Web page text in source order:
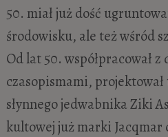
50. miał już dość
środowisku, ale też wśród
Od lat 50. współpracował
czasopismami,
słynnego jedwabnika Ziki
kultowej już marki